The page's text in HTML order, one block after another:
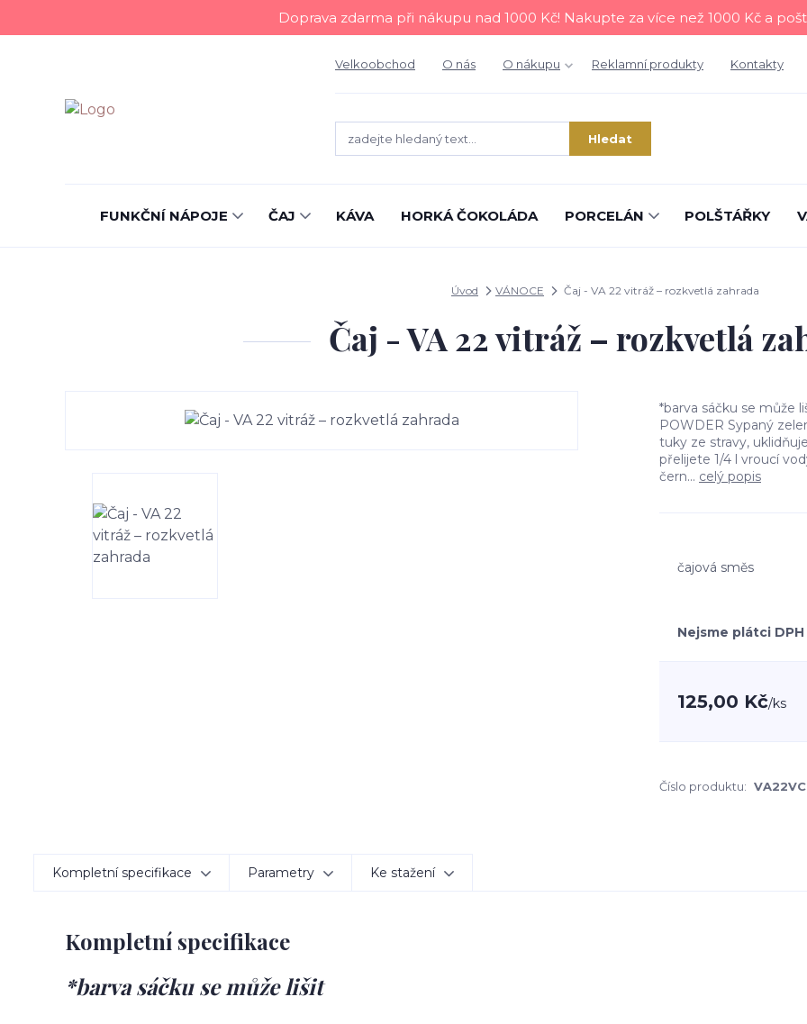
Doprava zdarma při nákupu nad 1000 Kč! Nakupte za více než 1000 Kč a
Velkoobchod O nás O nákupu Reklamní produkty Kontakty
Hledat
FUNKČNÍ NÁPOJE ČAJ KÁVA HORKÁ ČOKOLÁDA PORCELÁN POLŠTÁŘKY
Úvod VÁNOCE Čaj - VA 22 vitráž – rozkvetlá zahrada
Čaj - VA 22 vitráž – rozkvetlá
*barva sáčku se může
POWDER Sypaný
tuky ze stravy,
přelijete 1/4 l vroucí
čern... celý popis
čajová směs
Nejsme plátci DPH
125,00 Kč/ks
Číslo produktu:
Kompletní specifikace Parametry Ke stažení
Kompletní specifikace
*barva sáčku se může lišit